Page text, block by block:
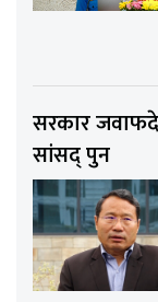
सरकार
सांसद् पुन